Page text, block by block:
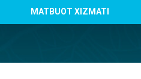
MATBUOT XIZMATI